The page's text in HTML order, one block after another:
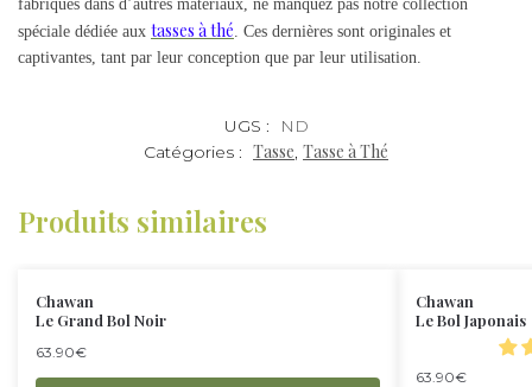
fabriqués dans d’autres matériaux, ne manquez pas notre collection
spéciale dédiée aux tasses à thé. Ces dernières sont originales et
captivantes, tant par leur conception que par leur utilisation.
UGS :
ND
Catégories : Tasse, Tasse à Thé
Produits similaires
Chawan
Le Grand Bol Noir
63.90€
Chawan
Le Bol Japonais
63.90€